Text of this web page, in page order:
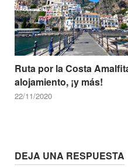
Ruta por la Costa
alojamiento, ¡y más!
22/11/2020
DEJA UNA RESPUESTA